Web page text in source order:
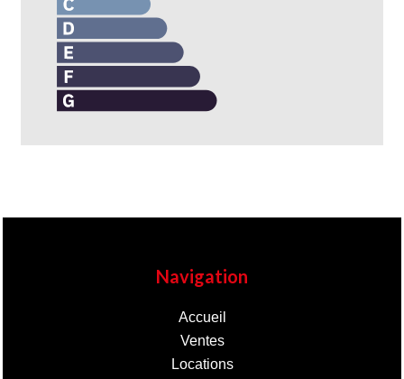
Navigation
Accueil
Ventes
Locations